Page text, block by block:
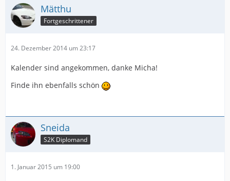
Mätthu
Fortgeschrittener
24. Dezember 2014 um 23:17
Kalender sind angekommen, danke Micha!
Finde ihn ebenfalls schön
Sneida
S2K Diplomand
1. Januar 2015 um 19:00